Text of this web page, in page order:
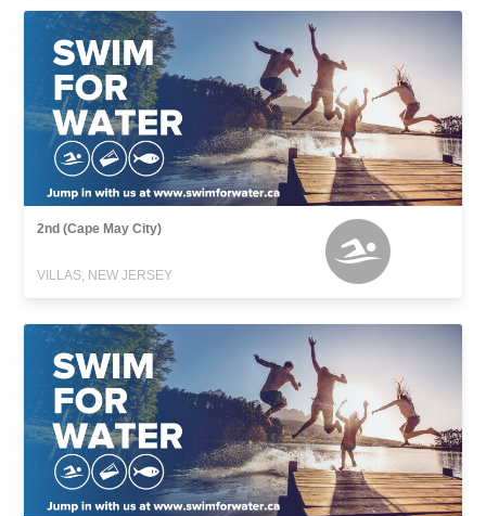
2nd (Cape May City)
VILLAS, NEW JERSEY